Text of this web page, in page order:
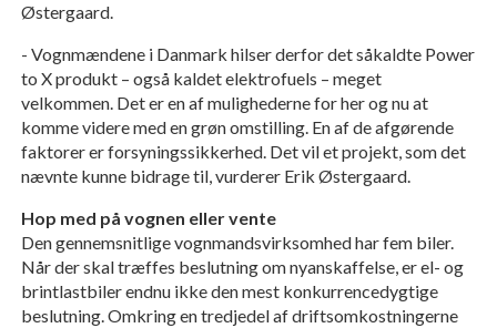
Østergaard.
- Vognmændene i Danmark hilser derfor det såkaldte Power
to X produkt – også kaldet elektrofuels – meget
velkommen. Det er en af mulighederne for her og nu at
komme videre med en grøn omstilling. En af de afgørende
faktorer er forsyningssikkerhed. Det vil et projekt, som det
nævnte kunne bidrage til, vurderer Erik Østergaard.
Hop med på vognen eller vente
Den gennemsnitlige vognmandsvirksomhed har fem biler.
Når der skal træffes beslutning om nyanskaffelse, er el- og
brintlastbiler endnu ikke den mest konkurrencedygtige
beslutning. Omkring en tredjedel af driftsomkostningerne